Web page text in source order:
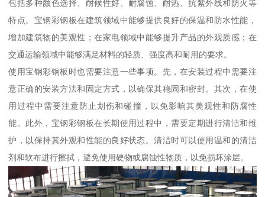
包括多种颜色选择、耐候性好、耐腐蚀、耐热、抗紫外线和防火等
特点。宝钢彩钢板在建筑领域中能够提供良好的保温和防水性能，
增加建筑物的美观性；在家电领域中能够提升产品的外观质感；在
交通运输领域中能够满足材料的轻质、强度高和耐用的要求。
使用宝钢彩钢板时也需要注意一些事项。先，在安装过程中需要注
意正确的安装方法和固定方式，以确保其稳固和密封。其次，在使
用过程中需要注意防止划伤和碰撞，以免影响其美观性和防腐性
能。此外，宝钢彩钢板在长期使用过程中，需要定期进行清洁和维
护，以保持其外观和性能的良好状态。清洁时可以使用温和的清洁
剂和软布进行擦拭，避免使用硬物或腐蚀性物质，以免损坏涂层。